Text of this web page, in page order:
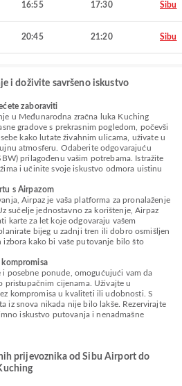
16:55 17:30 Sibu
20:45 21:20 Sibu
i doživite savršeno iskustvo
zaboraviti
u Međunarodna zračna luka Kuching
gradove s prekrasnim pogledom, počevši
kako lutate živahnim ulicama, uživate u
atmosferu. Odaberite odgovarajuću
prilagođenu vašim potrebama. Istražite
i učinite svoje iskustvo odmora uistinu
s Airpazom
Airpaz je vaša platforma za pronalaženje
sučelje jednostavno za korištenje, Airpaz
karte za let koje odgovaraju vašem
bijeg u zadnji tren ili dobro osmišljen
kako bi vaše putovanje bilo što
kompromisa
posebne ponude, omogućujući vam da
pristupačnim cijenama. Uživajte u
kompromisa u kvaliteti ili udobnosti. S
iz snova nikada nije bilo lakše. Rezervirajte
iskustvo putovanja i nenadmašne
prijevoznika od Sibu Airport do